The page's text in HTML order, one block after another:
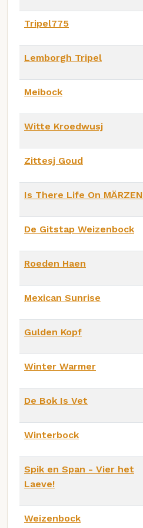
Tripel775
Lemborgh Tripel
Meibock
Witte Kroedwusj
Zittesj Goud
Is There Life On MÄRZEN
De Gitstap Weizenbock
Roeden Haen
Mexican Sunrise
Gulden Kopf
Winter Warmer
De Bok Is Vet
Winterbock
Spik en Span - Vier het
Laeve!
Weizenbock